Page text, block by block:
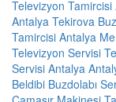
Televizyon Tamircisi
Antalya Tekirova
Tamircisi Antalya
Televizyon Servisi
Servisi Antalya
Beldibi Buzdolabı